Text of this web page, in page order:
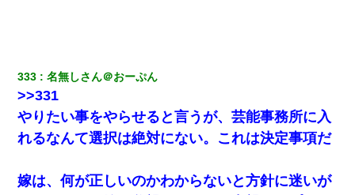
【驚愕】私「今まで育てた分のお金返してね(冗談)」息子「はい、
3000万円」→数年後。私「妹が病気になったから援助して欲し
い」→
していて…』私「！？」→ 翌日。ママ友たちの様子が微妙におか
しくなり・・・
333 名無しさん＠おーぷん
>>331
やりたい事をやらせると言うが、芸能事務所に入
れるなんて選択は絶対にない。これは決定事項だ
嫁は、何が正しいのかわからないと方針に迷いが